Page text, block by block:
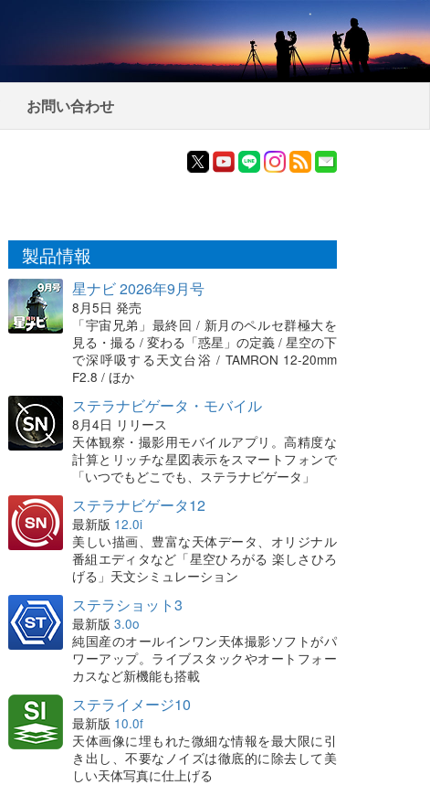
お問い合わせ
製品情報
星ナビ 2026年9月号
8月5日 発売
「宇宙兄弟」最終回 / 新月のペルセ群極大を
見る・撮る / 変わる「惑星」の定義 / 星空の下
で深呼吸する天文台浴 / TAMRON 12-20mm
F2.8 / ほか
ステラナビゲータ・モバイル
8月4日 リリース
天体観察・撮影用モバイルアプリ。高精度な
計算とリッチな星図表示をスマートフォンで
「いつでもどこでも、ステラナビゲータ」
ステラナビゲータ12
最新版 12.0i
美しい描画、豊富な天体データ、オリジナル
番組エディタなど「星空ひろがる 楽しさひろ
げる」天文シミュレーション
ステラショット3
最新版 3.0o
純国産のオールインワン天体撮影ソフトがパ
ワーアップ。ライブスタックやオートフォー
カスなど新機能も搭載
ステライメージ10
最新版 10.0f
天体画像に埋もれた微細な情報を最大限に引
き出し、不要なノイズは徹底的に除去して美
しい天体写真に仕上げる